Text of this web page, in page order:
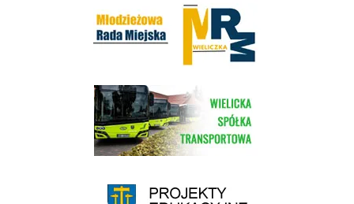
link do strony Wielickiej Spółki Transportowej